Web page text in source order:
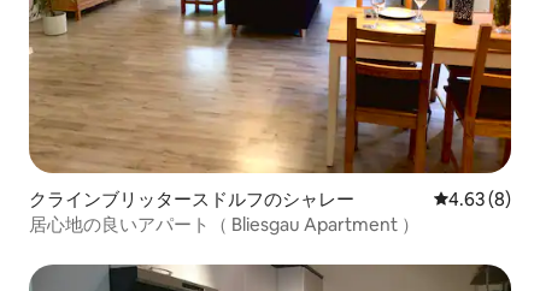
クラインブリッタースドルフのシャレー レビュー8
4.63 (8)
居心地の良いアパート（ Bliesgau Apartment ）